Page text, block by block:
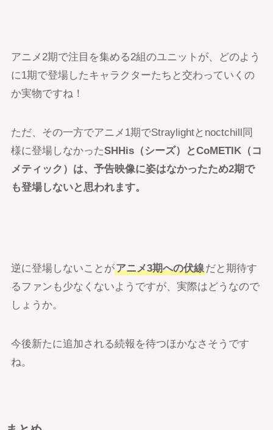
アニメ2期で注目を集める2組のユニットが、どのよう
に1期で登場したキャラクターたちと交わっていくの
か実物ですね！
ただ、その一方でアニメ1期でStraylightとnoctchill同
様に登場しなかったSHHis（シーズ）とCoMETIK（コ
メティック）は、予告映像に姿はなかったため2期で
も登場しないと思われます。
逆に登場しないことがアニメ3期への伏線だと期待す
るファンも少なくないようですが、実際はどうなので
しょうか。
今後新たに追加される続報を待つほかなさそうです
ね。